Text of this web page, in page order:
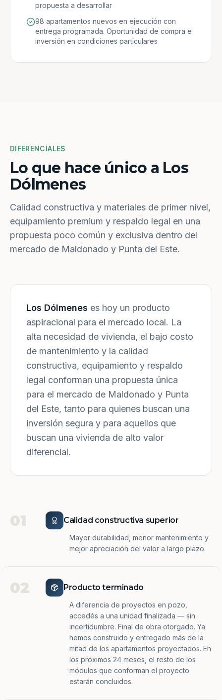
propuesta a desarrollar
98 apartamentos nuevos en ejecución con
entrega programada. Oportunidad de compra e
inversión en condiciones particulares
DIFERENCIALES
Lo que hace único a Los
Dólmenes
Calidad constructiva y materiales de primer nivel,
equipamiento premium y respaldo legal en una
propuesta poco común y exclusiva dentro del
mercado de Maldonado y Punta del Este.
Los Dólmenes es hoy un producto
aspiracional para el mercado local. La
alta necesidad de vivienda, el bajo costo
de mantenimiento y la calidad
constructiva, equipamiento y respaldo
legal conforman una propuesta única
para el mercado de Maldonado y Punta
del Este, tanto para quienes buscan una
inversión segura y para aquellos que
buscan una vivienda de alto valor
diferencial.
01 Calidad constructiva superior
Mayor durabilidad, menor mantenimiento y
mejor apreciación del valor a largo plazo.
02 Producto terminado
A diferencia de proyectos en pozo,
accedés a una unidad finalizada — sin
incertidumbre. Final de obra otorgado. Ya
hemos construido y entregado más de la
mitad de los apartamentos proyectados. En
los próximos 24 meses, el resto de los
módulos que conforman el proyecto
estarán concluidos.